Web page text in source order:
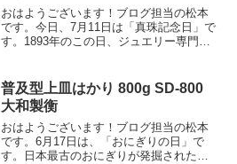
おはようございます！ブログ担当の松本
です。今日、7月11日は「真珠記念日」で
す。1893年のこの日、ジュエリー専門店
から、真珠記念日と言われています。伊
勢志摩の海で育っ...
普及型上皿はかり 800g SD-800
大和製衡
おはようございます！ブログ担当の松本
です。6月17日は、「おにぎりの日」で
す。日本最古のおにぎりが発掘された石